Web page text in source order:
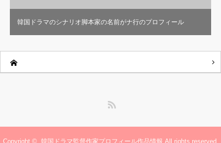
韓国ドラマのシナリオ脚本家の名前がナ行のプロフィール
Copyright © 韓国ドラマ監督作家プロフィール作品情報 All rights reserved.